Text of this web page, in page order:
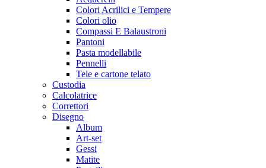
Colori Acrilici e Tempere
Colori olio
Compassi E Balaustroni
Pantoni
Pasta modellabile
Pennelli
Tele e cartone telato
Custodia
Calcolatrice
Correttori
Disegno
Album
Art-set
Gessi
Matite